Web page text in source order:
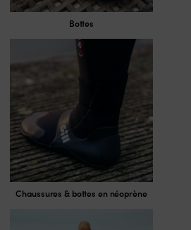
Bottes
Chaussures & bottes en néoprène